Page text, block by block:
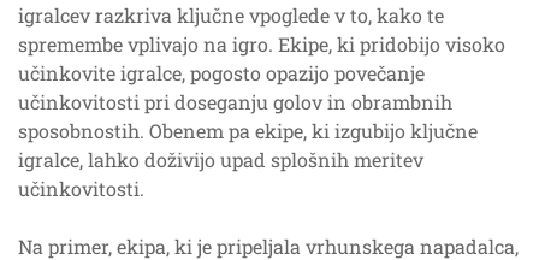
igralcev razkriva ključne vpoglede v to, kako te
spremembe vplivajo na igro. Ekipe, ki pridobijo visoko
učinkovite igralce, pogosto opazijo povečanje
učinkovitosti pri doseganju golov in obrambnih
sposobnostih. Obenem pa ekipe, ki izgubijo ključne
igralce, lahko doživijo upad splošnih meritev
učinkovitosti.
Na primer, ekipa, ki je pripeljala vrhunskega napadalca,